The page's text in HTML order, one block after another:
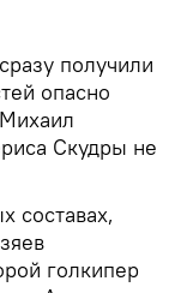
получили
опасно
Скудры не
составах,
голкипер